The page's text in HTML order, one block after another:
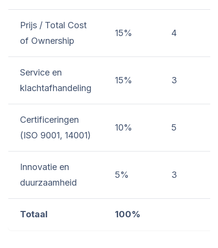
Prijs / Total Cost
of Ownership
15% 4
Service en
klachtafhandeling
15% 3
Certificeringen
(ISO 9001, 14001)
10% 5
Innovatie en
duurzaamheid
5% 3
Totaal 100%